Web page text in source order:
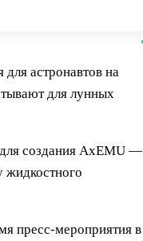
астронавтов на
для лунных
создания AxEMU —
жидкостного
пресс-мероприятия в